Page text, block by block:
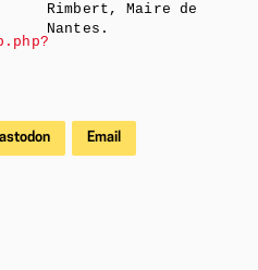
Rimbert, Maire de
Nantes.
Email